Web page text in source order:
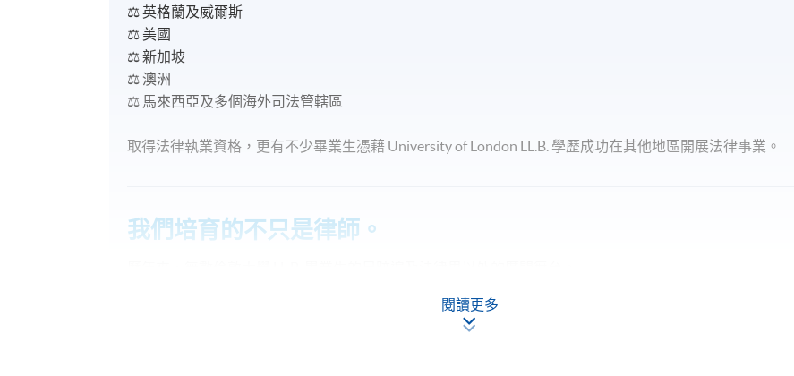
⚖️ 英格蘭及威爾斯
⚖️ 美國
⚖️ 新加坡
⚖️ 澳洲
⚖️ 馬來西亞及多個海外司法管轄區
取得法律執業資格，更有不少畢業生憑藉 University of London LL.B. 學歷成功在其他地區開展法律事業。
我們培育的不只是律師。
除了成為傑出的法律專業人士外，他們亦在公共行政、政府管治、金融監管、科技創新及商業領導等領域發
閱讀更多